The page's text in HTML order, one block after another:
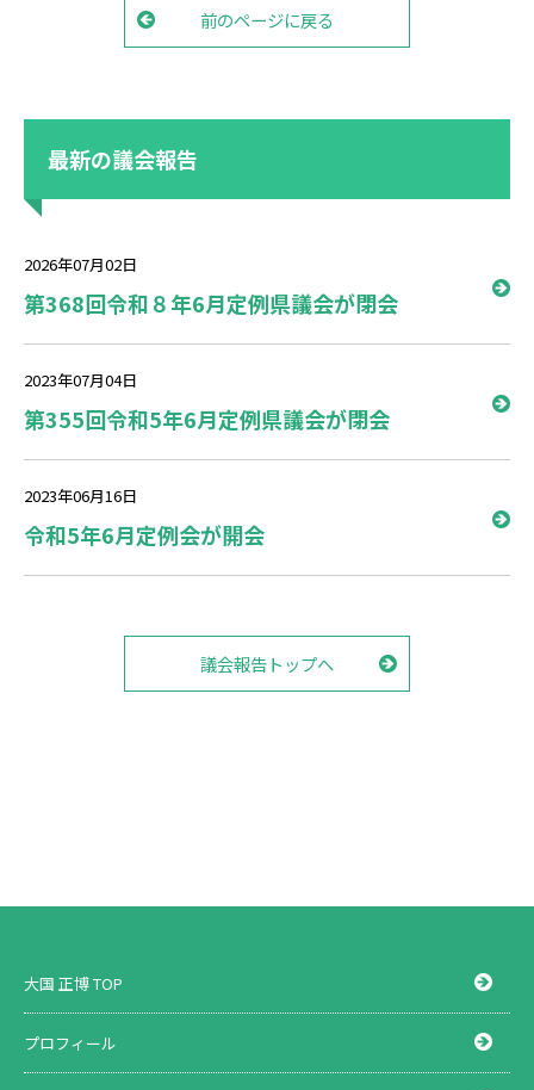
前のページに戻る
最新の議会報告
2026年07月02日
第368回令和８年6月定例県議会が閉会
2023年07月04日
第355回令和5年6月定例県議会が閉会
2023年06月16日
令和5年6月定例会が開会
議会報告トップへ
大国 正博 TOP
プロフィール